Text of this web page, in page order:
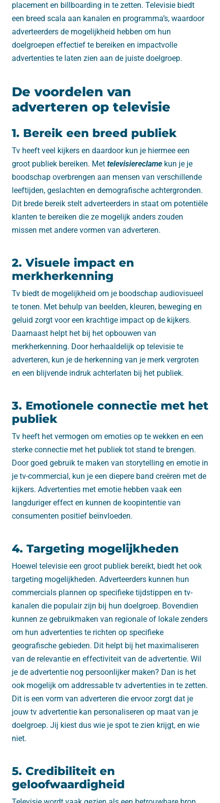
placement en billboarding in te zetten. Televisie biedt
een breed scala aan kanalen en programma’s, waardoor
adverteerders de mogelijkheid hebben om hun
doelgroepen effectief te bereiken en impactvolle
advertenties te laten zien aan de juiste doelgroep.
De voordelen van
adverteren op televisie
1. Bereik een breed publiek
Tv heeft veel kijkers en daardoor kun je hiermee een
groot publiek bereiken. Met televisiereclame kun je je
boodschap overbrengen aan mensen van verschillende
leeftijden, geslachten en demografische achtergronden.
Dit brede bereik stelt adverteerders in staat om potentiële
klanten te bereiken die ze mogelijk anders zouden
missen met andere vormen van adverteren.
2. Visuele impact en
merkherkenning
Tv biedt de mogelijkheid om je boodschap audiovisueel
te tonen. Met behulp van beelden, kleuren, beweging en
geluid zorgt voor een krachtige impact op de kijkers.
Daarnaast helpt het bij het opbouwen van
merkherkenning. Door herhaaldelijk op televisie te
adverteren, kun je de herkenning van je merk vergroten
en een blijvende indruk achterlaten bij het publiek.
3. Emotionele connectie met het
publiek
Tv heeft het vermogen om emoties op te wekken en een
sterke connectie met het publiek tot stand te brengen.
Door goed gebruik te maken van storytelling en emotie in
je tv-commercial, kun je een diepere band creëren met de
kijkers. Advertenties met emotie hebben vaak een
langduriger effect en kunnen de koopintentie van
consumenten positief beïnvloeden.
4. Targeting mogelijkheden
Hoewel televisie een groot publiek bereikt, biedt het ook
targeting mogelijkheden. Adverteerders kunnen hun
commercials plannen op specifieke tijdstippen en tv-
kanalen die populair zijn bij hun doelgroep. Bovendien
kunnen ze gebruikmaken van regionale of lokale zenders
om hun advertenties te richten op specifieke
geografische gebieden. Dit helpt bij het maximaliseren
van de relevantie en effectiviteit van de advertentie. Wil
je de advertentie nog persoonlijker maken? Dan is het
ook mogelijk om addressable tv advertenties in te zetten.
Dit is een vorm van adverteren die ervoor zorgt dat je
jouw tv advertentie kan personaliseren op maat van je
doelgroep. Jij kiest dus wie je spot te zien krijgt, en wie
niet.
5. Credibiliteit en
geloofwaardigheid